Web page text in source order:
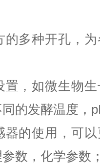
多种开孔，
，如微生物
的发酵温度，
的使用，可
数，化学参数